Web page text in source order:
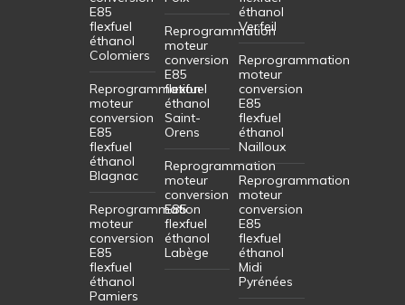
E85
flexfuel
éthanol
Colomiers
Reprogrammation
moteur
conversion
E85
flexfuel
éthanol
Blagnac
Reprogrammation
moteur
conversion
E85
flexfuel
éthanol
Pamiers
Reprogrammation
moteur
conversion
E85
flexfuel
éthanol
Saint-
Orens
Reprogrammation
moteur
conversion
E85
flexfuel
éthanol
Labège
éthanol
Verfeil
Reprogrammation
moteur
conversion
E85
flexfuel
éthanol
Nailloux
Reprogrammation
moteur
conversion
E85
flexfuel
éthanol
Midi
Pyrénées